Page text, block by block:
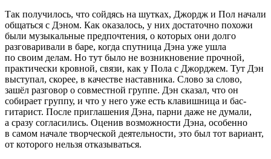
Так получилось, что сойдясь на шутках, Джордж и Пол начали
общаться с Дэном. Как оказалось, у них достаточно похожи
были музыкальные предпочтения, о которых они долго
разговаривали в баре, когда спутница Дэна уже ушла
по своим делам. Но тут было не возникновение прочной,
практически кровной, связи, как у Пола с Джорджем. Тут Дэн
выступал, скорее, в качестве наставника. Слово за слово,
зашёл разговор о совместной группе. Дэн сказал, что он
собирает группу, и что у него уже есть клавишница и бас-
гитарист. После приглашения Дэна, парни даже не думали,
а сразу согласились. Оценив возможности Дэна, особенно
в самом начале творческой деятельности, это был тот вариант,
от которого нельзя отказываться.